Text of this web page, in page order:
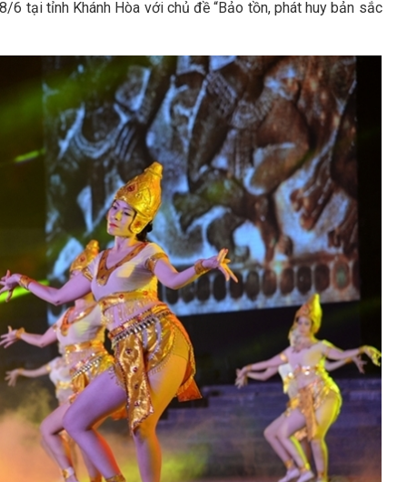
tại tỉnh Khánh Hòa với chủ đề “Bảo tồn, phát huy bản sắc